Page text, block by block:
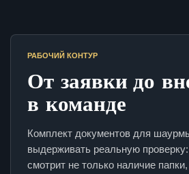
РАБОЧИЙ КОНТУР
От заявки до
в команде
Комплект документов для
выдерживать реальную
смотрит не только наличие